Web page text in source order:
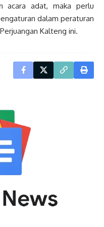
acara adat, maka perlu
dalam peraturan
Kalteng ini.